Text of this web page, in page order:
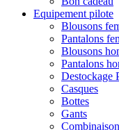
Equipement pilote
Blousons
Pantalons
Blousons
Pantalons
Destockage
Casques
Bottes
Gants